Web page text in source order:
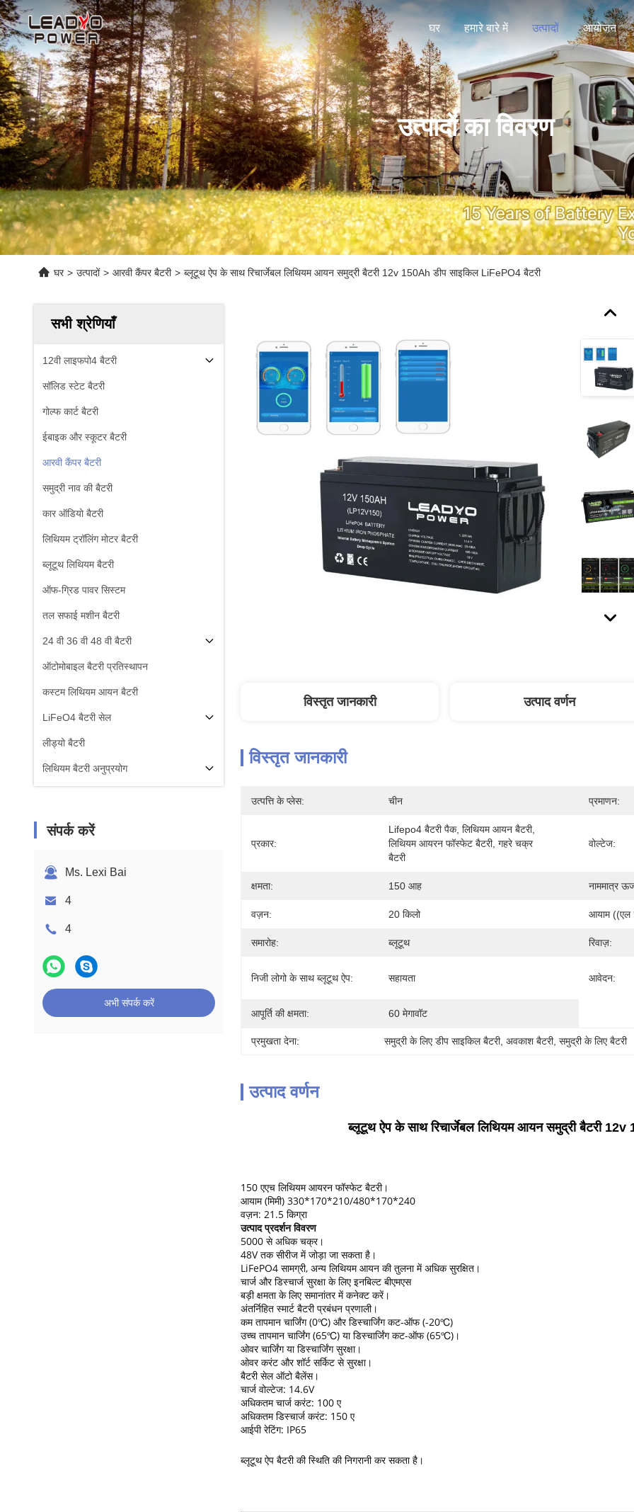
घर हमारे बारे में उत्पादों आयोजन
उत्पादों का विवरण
घर > उत्पादों > आरवी कैंपर बैटरी > ब्लूटूथ ऐप के साथ रिचार्जेबल लिथियम आयन समुद्री बैटरी 12v 150Ah डीप साइकिल LiFePO4 बैटरी
सभी श्रेणियाँ
12वी लाइफपो4 बैटरी
सॉलिड स्टेट बैटरी
गोल्फ कार्ट बैटरी
ईबाइक और स्कूटर बैटरी
आरवी कैंपर बैटरी
समुद्री नाव की बैटरी
कार ऑडियो बैटरी
लिथियम ट्रॉलिंग मोटर बैटरी
ब्लूटूथ लिथियम बैटरी
ऑफ-ग्रिड पावर सिस्टम
तल सफाई मशीन बैटरी
24 वी 36 वी 48 वी बैटरी
ऑटोमोबाइल बैटरी प्रतिस्थापन
कस्टम लिथियम आयन बैटरी
LiFeO4 बैटरी सेल
लीड्यो बैटरी
लिथियम बैटरी अनुप्रयोग
संपर्क करें
Ms. Lexi Bai
4
4
अभी संपर्क करें
विस्तृत जानकारी उत्पाद वर्णन
विस्तृत जानकारी
उत्पत्ति के प्लेस: चीन प्रमाणन:
प्रकार:
Lifepo4 बैटरी पैक, लिथियम आयन बैटरी,
लिथियम आयरन फॉस्फेट बैटरी, गहरे चक्र
बैटरी
वोल्टेज:
क्षमता: 150 आह नाममात्र
वज़न: 20 किलो आयाम ((एल
समारोह: ब्लूटूथ रिवाज़:
निजी लोगो के साथ ब्लूटूथ ऐप: सहायता आवेदन:
आपूर्ति की क्षमता: 60 मेगावॉट
प्रमुखता देना: समुद्री के लिए डीप साइकिल बैटरी, अवकाश बैटरी, समुद्री के लिए बैटरी
उत्पाद वर्णन
ब्लूटूथ ऐप के साथ रिचार्जेबल लिथियम आयन समुद्री बैटरी
150 एएच लिथियम आयरन फॉस्फेट बैटरी।
आयाम (मिमी) 330*170*210/480*170*240
वज़न: 21.5 किग्रा
उत्पाद प्रदर्शन विवरण
5000 से अधिक चक्र।
48V तक सीरीज में जोड़ा जा सकता है।
LiFePO4 सामग्री, अन्य लिथियम आयन की तुलना में अधिक सुरक्षित।
चार्ज और डिस्चार्ज सुरक्षा के लिए इनबिल्ट बीएमएस
बड़ी क्षमता के लिए समानांतर में कनेक्ट करें।
अंतर्निहित स्मार्ट बैटरी प्रबंधन प्रणाली।
कम तापमान चार्जिंग (0℃) और डिस्चार्जिंग कट-ऑफ (-20℃)
उच्च तापमान चार्जिंग (65℃) या डिस्चार्जिंग कट-ऑफ (65℃)।
ओवर चार्जिंग या डिस्चार्जिंग सुरक्षा।
ओवर करंट और शॉर्ट सर्किट से सुरक्षा।
बैटरी सेल ऑटो बैलेंस।
चार्ज वोल्टेज: 14.6V
अधिकतम चार्ज करंट: 100 ए
अधिकतम डिस्चार्ज करंट: 150 ए
आईपी ​​रेटिंग: IP65
ब्लूटूथ ऐप बैटरी की स्थिति की निगरानी कर सकता है।